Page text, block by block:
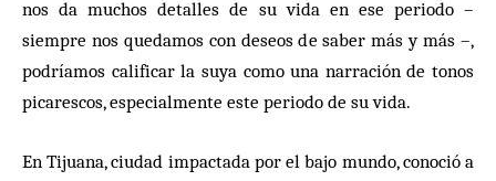
nos da muchos detalles de su vida en ese periodo –
siempre nos quedamos con deseos de saber más y más –,
podríamos calificar la suya como una narración de tonos
picarescos, especialmente este periodo de su vida.
En Tijuana, ciudad impactada por el bajo mundo, conoció a